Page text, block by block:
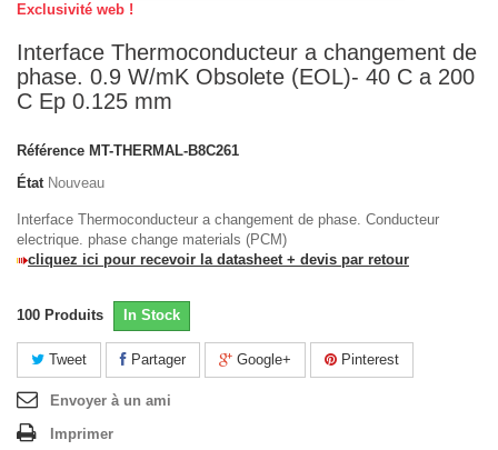
Exclusivité web !
Interface Thermoconducteur a changement de
phase. 0.9 W/mK Obsolete (EOL)- 40 C a 200
C Ep 0.125 mm
Référence MT-THERMAL-B8C261
État Nouveau
Interface Thermoconducteur a changement de phase. Conducteur
electrique. phase change materials (PCM)
cliquez ici pour recevoir la datasheet + devis par retour
100 Produits In Stock
Tweet Partager Google+ Pinterest
Envoyer à un ami
Imprimer